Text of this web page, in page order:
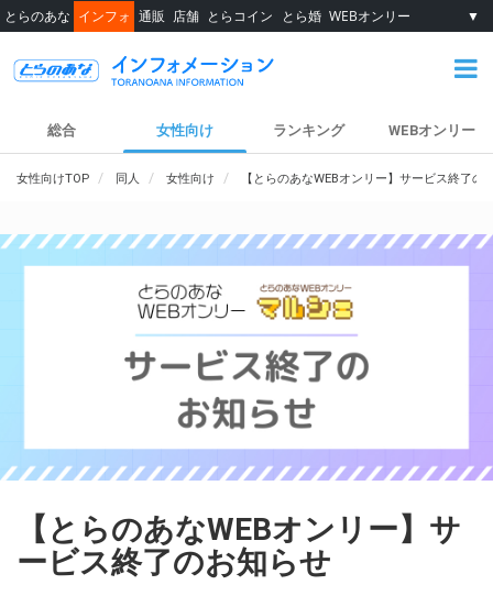
とらのあな インフォ 通販 店舗 とらコイン とら婚 WEBオンリー ▼
総合 女性向け ランキング WEBオンリー
女性向けTOP 同人 女性向け 【とらのあなWEBオンリー】サービス終了の
【とらのあなWEBオンリー】サ
ービス終了のお知らせ